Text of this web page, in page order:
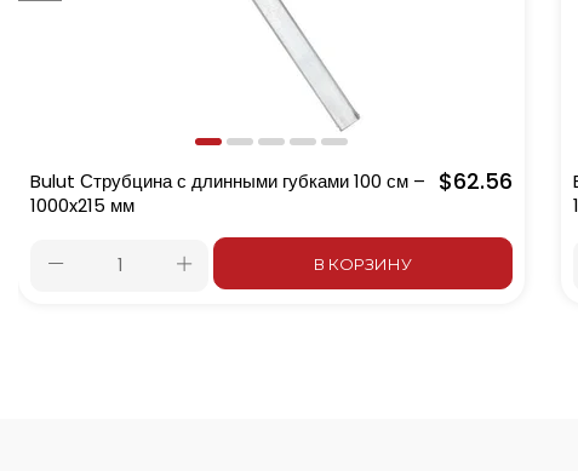
Bulut Струбцина с длинными губками 100 см –
1000x215 мм
$62.56
В КОРЗИНУ